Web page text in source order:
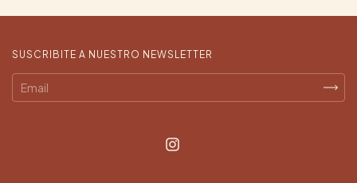
SUSCRIBITE A NUESTRO NEWSLETTER